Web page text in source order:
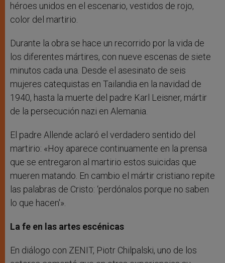
héroes unidos en el escenario, vestidos de rojo,
color del martirio.
Durante la obra se hace un recorrido por la vida de
los diferentes mártires, con nueve escenas de siete
minutos cada una. Desde el asesinato de seis
mujeres catequistas en Tailandia en la navidad de
1940, hasta la muerte del padre Karl Leisner, mártir
de la persecución nazi en Alemania.
El padre Allende aclaró el verdadero sentido del
martirio: «Hoy aparece continuamente en la prensa
que se entregaron al martirio estos suicidas que
mueren matando. En cambio el mártir cristiano repite
las palabras de Cristo: ‘perdónalos porque no saben
lo que hacen'».
La fe en las artes escénicas
En diálogo con ZENIT, Piotr Chilpalski, uno de los